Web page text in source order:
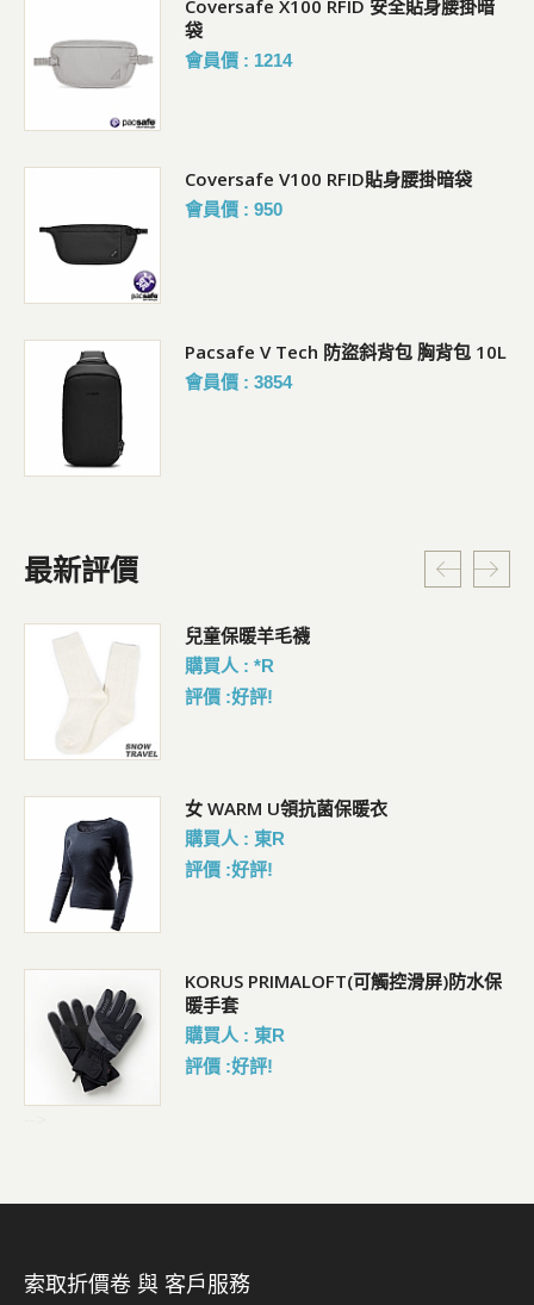
Coversafe X100 RFID 安全貼身腰掛暗
袋
會員價 : 1214
Coversafe V100 RFID貼身腰掛暗袋
會員價 : 950
Pacsafe V Tech 防盜斜背包 胸背包 10L
會員價 : 3854
最新評價
兒童保暖羊毛襪
購買人 : *R
評價 :好評!
女 WARM U領抗菌保暖衣
購買人 : 東R
評價 :好評!
KORUS PRIMALOFT(可觸控滑屏)防水保
暖手套
購買人 : 東R
評價 :好評!
索取折價卷 與 客戶服務